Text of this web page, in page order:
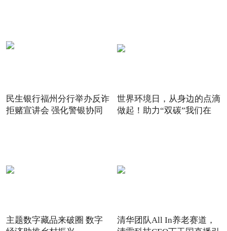
民生银行福州分行举办反诈
拒赌宣讲会 强化警银协同
世界环境日，从身边的点滴
做起！助力“双碳”我们在
主题数字藏品来破圈 数字
清华团队All In养老赛道，